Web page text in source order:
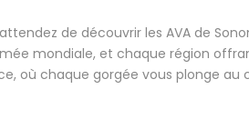
de découvrir les AVA de
mondiale, et chaque région
où chaque gorgée vous plonge